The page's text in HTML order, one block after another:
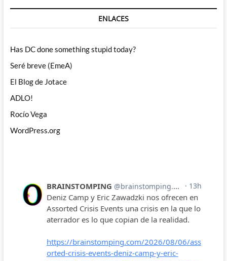
ENLACES
Has DC done something stupid today?
Seré breve (EmeA)
El Blog de Jotace
ADLO!
Rocío Vega
WordPress.org